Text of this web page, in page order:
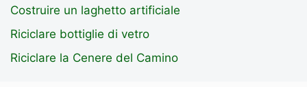
Costruire un laghetto artificiale
Riciclare bottiglie di vetro
Riciclare la Cenere del Camino